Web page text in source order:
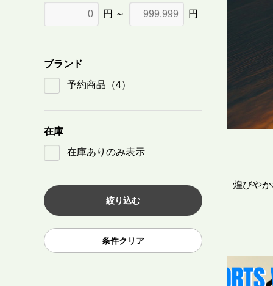
円 ～ 円
ブランド
予約商品 （4）
在庫
在庫ありのみ表示
条件クリア
煌びや